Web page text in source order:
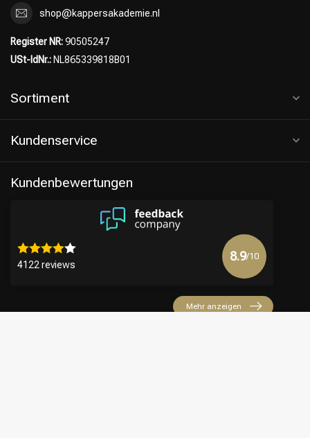
shop@kappersakademie.nl
Register NR:90505247
USt-IdNr.: NL865339818B01
Sortiment
Kundenservice
Kundenbewertungen
4122 reviews
8.9/10
Mehr anzeigen